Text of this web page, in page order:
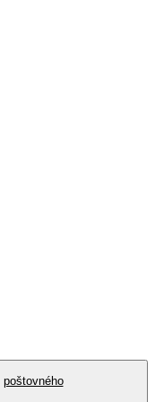
poštovného